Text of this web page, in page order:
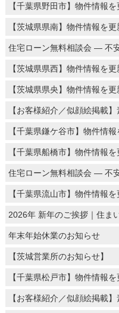
【千葉県野田市】物件情報を
【茨城県県南】物件情報を更
住宅ローン無料相談会 ― 不
【茨城県県西】物件情報を更
【茨城県県央】物件情報を更
【お客様紹介／似顔絵掲載
【千葉県鎌ケ谷市】物件情
【千葉県船橋市】物件情報を
住宅ローン無料相談会 ― 不
【千葉県流山市】物件情報を
2026年 新年のご挨拶｜住ま
年末年始休業のお知らせ
【茨城営業所のお知らせ】
【千葉県松戸市】物件情報を
【お客様紹介／似顔絵掲載